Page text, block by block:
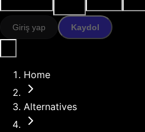
Giriş yap Kaydol
Home
Alternatives